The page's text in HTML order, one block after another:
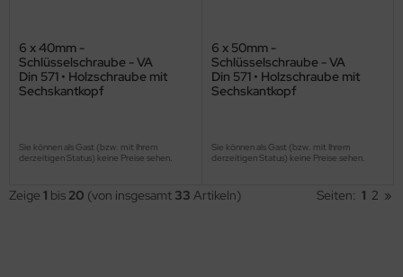
6 x 40mm -
Schlüsselschraube - VA
Din 571 • Holzschraube mit
Sechskantkopf
Sie können als Gast (bzw. mit Ihrem
derzeitigen Status) keine Preise sehen.
6 x 50mm -
Schlüsselschraube - VA
Din 571 • Holzschraube mit
Sechskantkopf
Sie können als Gast (bzw. mit Ihrem
derzeitigen Status) keine Preise sehen.
Zeige 1 bis 20 (von insgesamt 33 Artikeln) Seiten: 1 2 »